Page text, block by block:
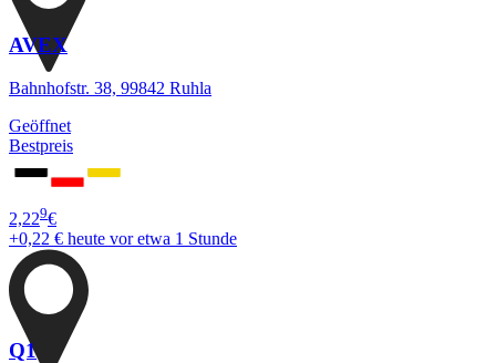
AVEX
Bahnhofstr. 38, 99842 Ruhla
Geöffnet
Bestpreis
2,229€
+0,22 € heute vor etwa 1 Stunde
Q1